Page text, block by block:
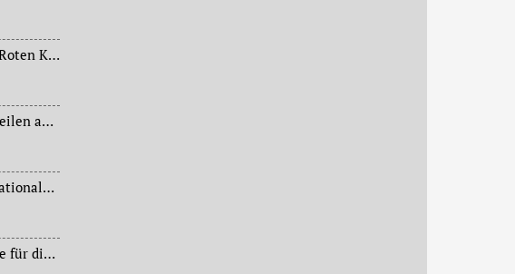
Einjähriges Bestehen des Kleiderladens „Kreuz & Quer“ des Deutschen Roten Kreuzes (DRK) im Stadtteil Griesheim.
Erstmals sammelt ein Sonderfahrzeug der FES in den Frankfurter Stadtteilen ausgediente Weihnachtsbäume ein.
Ausstellung „Nichts war vergeblich. Frauen im Widerstand gegen den Nationalsozialismus“ in der Zentralbibliothek.
Mehr als 100 Menschen nehmen an einer Mahnwache an der Paulskirche für die Terroropfer in Istanbul (am 12.01. d. J.) teil.